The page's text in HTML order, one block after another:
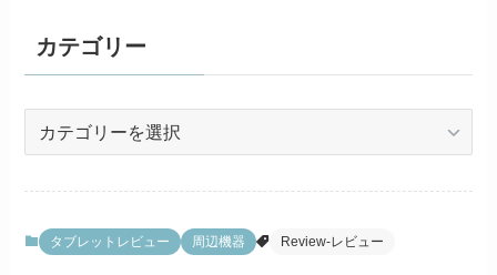
カテゴリー
ー
タブレットレビュー 周辺機器 Review-レビュー